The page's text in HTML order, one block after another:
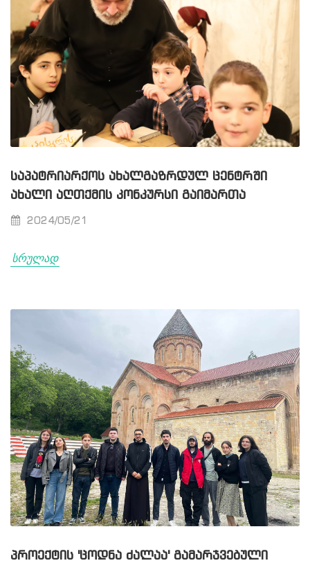
ᲡᲐᲞᲐᲢᲠᲘᲐᲠᲥᲝᲡ ᲐᲮᲐᲚᲒᲐᲖᲠᲓᲣᲚ ᲪᲔᲜᲢᲠᲨᲘ
ᲐᲮᲐᲚᲘ ᲐᲦᲗᲥᲛᲘᲡ ᲙᲝᲜᲙᲣᲠᲡᲘ ᲒᲐᲘᲛᲐᲠᲗᲐ
2024/05/21
სრულად
ᲞᲠᲝᲔᲥᲢᲘᲡ 'ᲪᲝᲓᲜᲐ ᲫᲐᲚᲐᲐ' ᲒᲐᲛᲐᲠᲯᲕᲔᲑᲣᲚᲘ